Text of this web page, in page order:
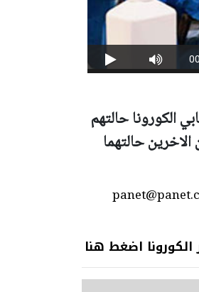
" زيف " أن " 3 من بين مصابي الكورونا حالتهم
والمصابين الاخرين حالتهما
الكورونا اضغط هنا